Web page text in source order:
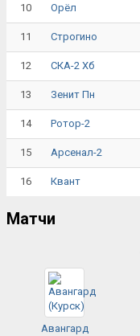
10 Орёл
11 Строгино
12 СКА-2 Хб
13 Зенит Пн
14 Ротор-2
15 Арсенал-2
16 Квант
Матчи
Авангард